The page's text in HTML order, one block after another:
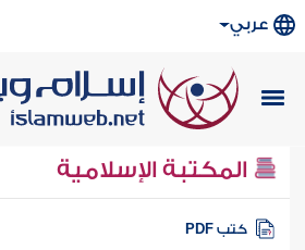
عربي
المكتبة الإسلامية